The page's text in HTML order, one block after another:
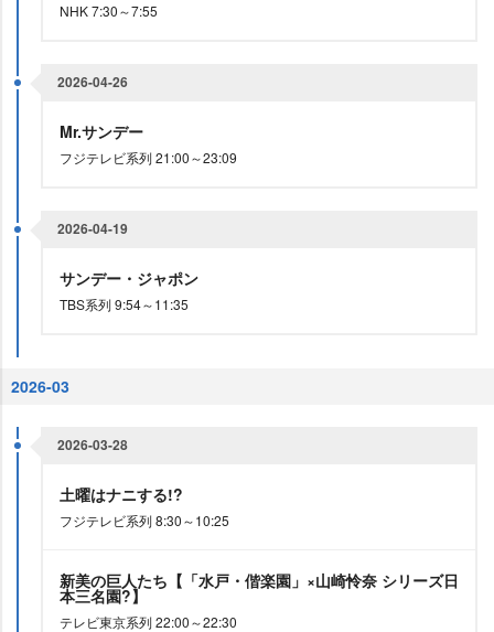
NHK 7:30～7:55
2026-04-26
Mr.サンデー
フジテレビ系列 21:00～23:09
2026-04-19
サンデー・ジャポン
TBS系列 9:54～11:35
2026-03
2026-03-28
土曜はナニする!?
フジテレビ系列 8:30～10:25
新美の巨人たち【「水戸・偕楽園」×山崎怜奈 シリーズ日
本三名園?】
テレビ東京系列 22:00～22:30